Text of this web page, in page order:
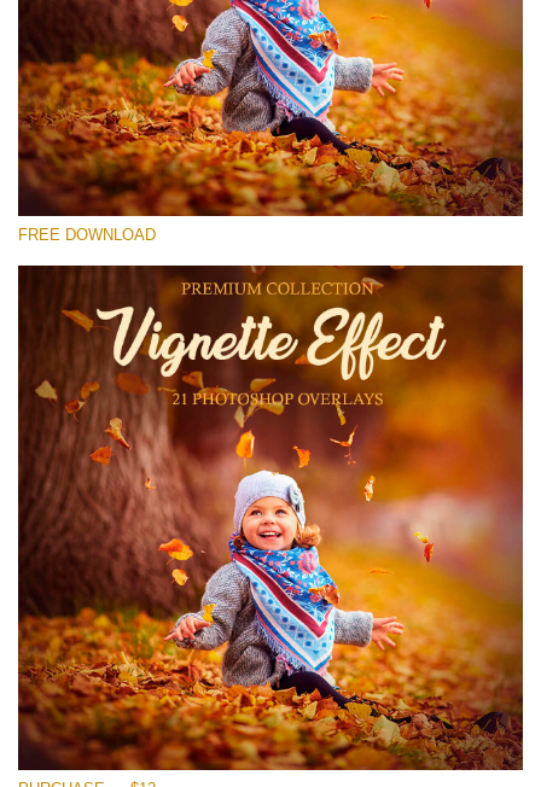
Xin hãy lựa chọn
Free Photoshop Overlay #13
Small 800*533px
Vignette Effect
(21 Overlays)
Bokeh Complete Collection (650 Overlays)
Large 6000*4000px
Entire Collection
(1783 Overlays)
Large 6000*4000px
Tải xuống miễn phí
FREE DOWNLOAD